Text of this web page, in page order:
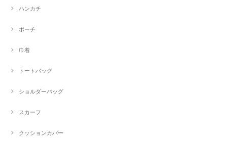
ハンカチ
ポーチ
巾着
トートバッグ
ショルダーバッグ
スカーフ
クッションカバー